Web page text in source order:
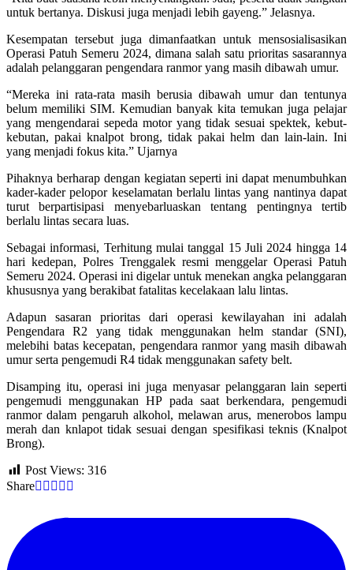
untuk bertanya. Diskusi juga menjadi lebih gayeng.” Jelasnya.
Kesempatan tersebut juga dimanfaatkan untuk mensosialisasikan
Operasi Patuh Semeru 2024, dimana salah satu prioritas sasarannya
adalah pelanggaran pengendara ranmor yang masih dibawah umur.
“Mereka ini rata-rata masih berusia dibawah umur dan tentunya
belum memiliki SIM. Kemudian banyak kita temukan juga pelajar
yang mengendarai sepeda motor yang tidak sesuai spektek, kebut-
kebutan, pakai knalpot brong, tidak pakai helm dan lain-lain. Ini
yang menjadi fokus kita.” Ujarnya
Pihaknya berharap dengan kegiatan seperti ini dapat menumbuhkan
kader-kader pelopor keselamatan berlalu lintas yang nantinya dapat
turut berpartisipasi menyebarluaskan tentang pentingnya tertib
berlalu lintas secara luas.
Sebagai informasi, Terhitung mulai tanggal 15 Juli 2024 hingga 14
hari kedepan, Polres Trenggalek resmi menggelar Operasi Patuh
Semeru 2024. Operasi ini digelar untuk menekan angka pelanggaran
khususnya yang berakibat fatalitas kecelakaan lalu lintas.
Adapun sasaran prioritas dari operasi kewilayahan ini adalah
Pengendara R2 yang tidak menggunakan helm standar (SNI),
melebihi batas kecepatan, pengendara ranmor yang masih dibawah
umur serta pengemudi R4 tidak menggunakan safety belt.
Disamping itu, operasi ini juga menyasar pelanggaran lain seperti
pengemudi menggunakan HP pada saat berkendara, pengemudi
ranmor dalam pengaruh alkohol, melawan arus, menerobos lampu
merah dan knlapot tidak sesuai dengan spesifikasi teknis (Knalpot
Brong).
Post Views: 316
Share